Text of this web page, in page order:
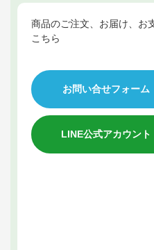
商品のご注文、お届け、お
こちら
お問い合せフォーム
LINE公式アカウント